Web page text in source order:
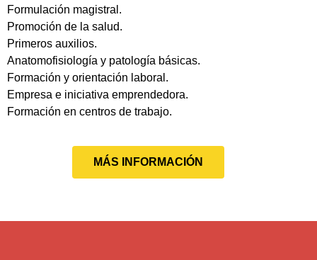
Formulación magistral.
Promoción de la salud.
Primeros auxilios.
Anatomofisiología y patología básicas.
Formación y orientación laboral.
Empresa e iniciativa emprendedora.
Formación en centros de trabajo.
MÁS INFORMACIÓN